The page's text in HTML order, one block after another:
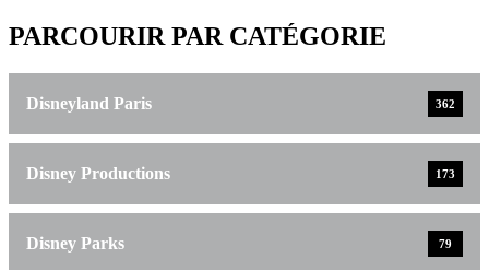
PARCOURIR PAR CATÉGORIE
Disneyland Paris 362
Disney Productions 173
Disney Parks 79